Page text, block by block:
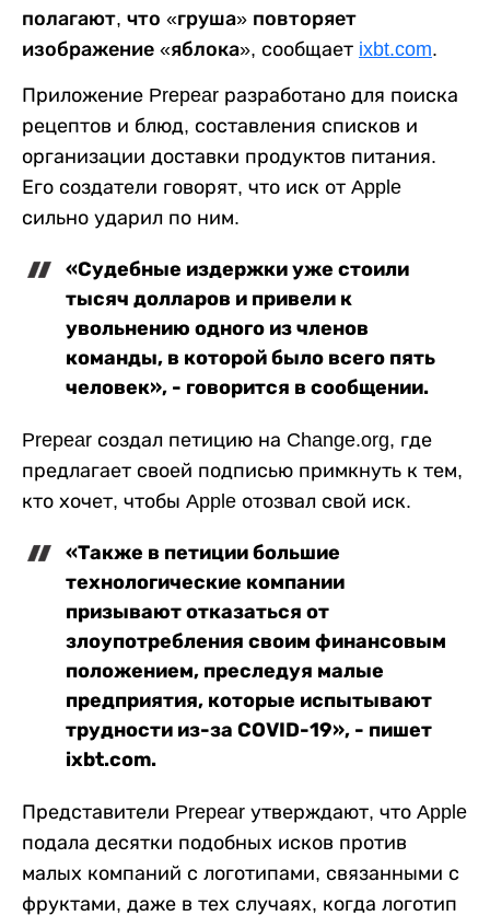
полагают, что «груша» повторяет
изображение «яблока», сообщает ixbt.com.
Приложение Prepear разработано для поиска
рецептов и блюд, составления списков и
организации доставки продуктов питания.
Его создатели говорят, что иск от Apple
сильно ударил по ним.
«Судебные издержки уже стоили
тысяч долларов и привели к
увольнению одного из членов
команды, в которой было всего пять
человек», - говорится в сообщении.
Prepear создал петицию на Change.org, где
предлагает своей подписью примкнуть к тем,
кто хочет, чтобы Apple отозвал свой иск.
«Также в петиции большие
технологические компании
призывают отказаться от
злоупотребления своим финансовым
положением, преследуя малые
предприятия, которые испытывают
трудности из-за COVID-19», - пишет
ixbt.com.
Представители Prepear утверждают, что Apple
подала десятки подобных исков против
малых компаний с логотипами, связанными с
фруктами, даже в тех случаях, когда логотип